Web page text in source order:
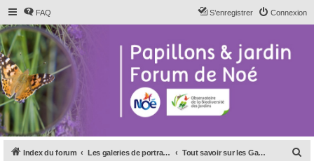
FAQ Connexion
S’enregistrer
Index du forum Les galeries de portraits du forum Tout savoir sur les Galeries de Portraits